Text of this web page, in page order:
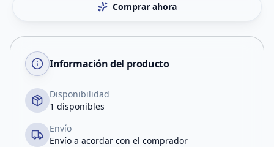
Comprar ahora
Información del producto
Disponibilidad
1 disponibles
Envío
Envío a acordar con el comprador